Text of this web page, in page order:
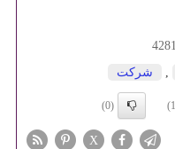
4281
شركت
(0)
X